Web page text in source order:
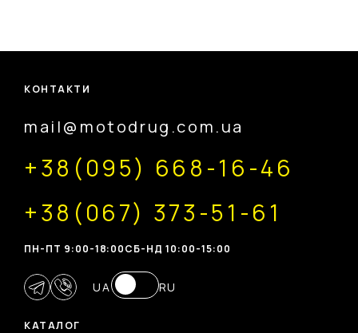
КАТАЛОГ
КОНТАКТИ
mail@motodrug.com.ua
+38(095) 668-16-46
+38(067) 373-51-61
ПН-ПТ 9:00-18:00CБ-НД 10:00-15:00
UA RU